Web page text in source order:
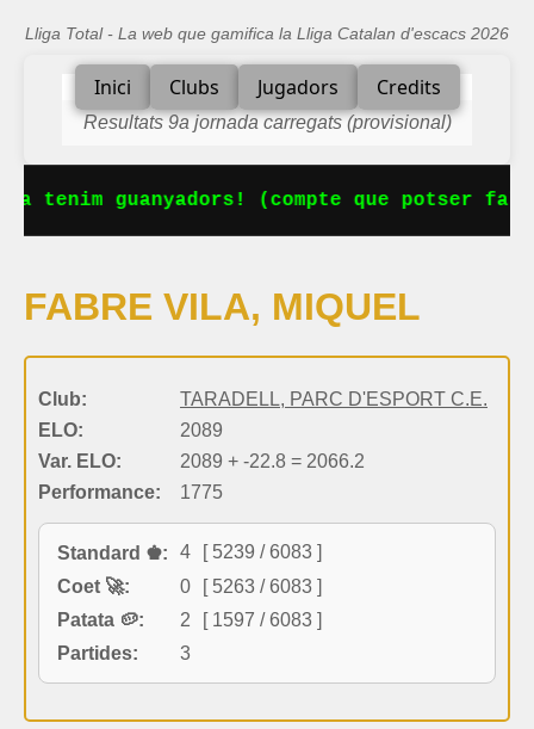
Lliga Total - La web que gamifica la Lliga Catalan d'escacs 2026
Inici Clubs Jugadors Credits
Resultats 9a jornada carregats (provisional)
tenim guanyadors! (compte que potser
FABRE VILA, MIQUEL
Club:
TARADELL, PARC D'ESPORT C.E.
ELO:
2089
Var. ELO:
2089 + -22.8 = 2066.2
Performance:
1775
Standard ♚: 4
[ 5239 / 6083 ]
Coet 🚀:
0
[ 5263 / 6083 ]
Patata 🥔:
2
[ 1597 / 6083 ]
Partides:
3